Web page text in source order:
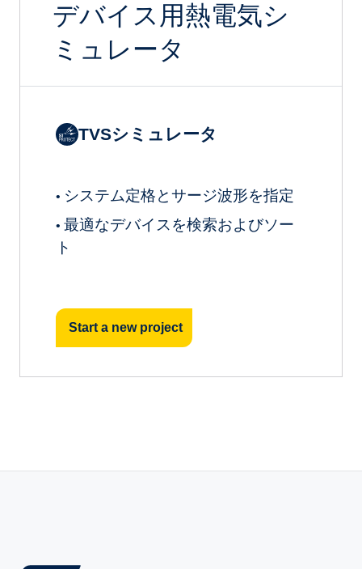
デバイス用熱電気シ
ミュレータ
TVSシミュレータ
• システム定格とサージ波形を指定
• 最適なデバイスを検索およびソー
ト
Start a new project